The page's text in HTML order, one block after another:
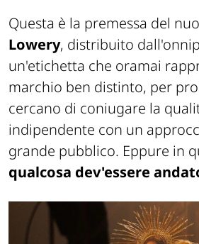
Questa è la premessa del
Lowery, distribuito
un'etichetta che oramai
marchio ben distinto, per
cercano di coniugare la
indipendente con un
grande pubblico. Eppure in
qualcosa dev'essere